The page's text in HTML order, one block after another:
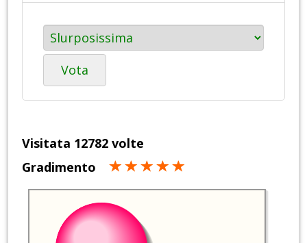
Vota
Visitata 12782 volte
Gradimento